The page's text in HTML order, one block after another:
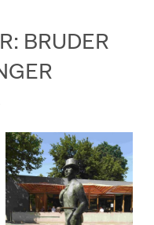
BRUDER